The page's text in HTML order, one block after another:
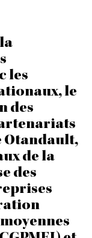
les
le
des
Otandault,
de la
des